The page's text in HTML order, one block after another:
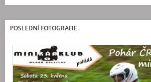
POSLEDNÍ FOTOGRAFIE